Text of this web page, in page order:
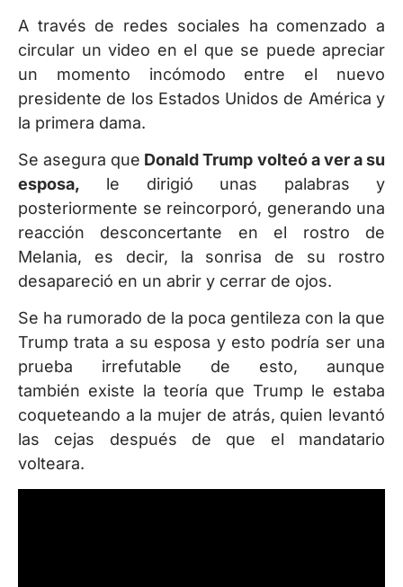
A través de redes sociales ha comenzado a
circular un video en el que se puede apreciar
un momento incómodo entre el nuevo
presidente de los Estados Unidos de América y
la primera dama.
Se asegura que Donald Trump volteó a ver a su
esposa, le dirigió unas palabras y
posteriormente se reincorporó, generando una
reacción desconcertante en el rostro de
Melania, es decir, la sonrisa de su rostro
desapareció en un abrir y cerrar de ojos.
Se ha rumorado de la poca gentileza con la que
Trump trata a su esposa y esto podría ser una
prueba irrefutable de esto, aunque
también existe la teoría que Trump le estaba
coqueteando a la mujer de atrás, quien levantó
las cejas después de que el mandatario
volteara.